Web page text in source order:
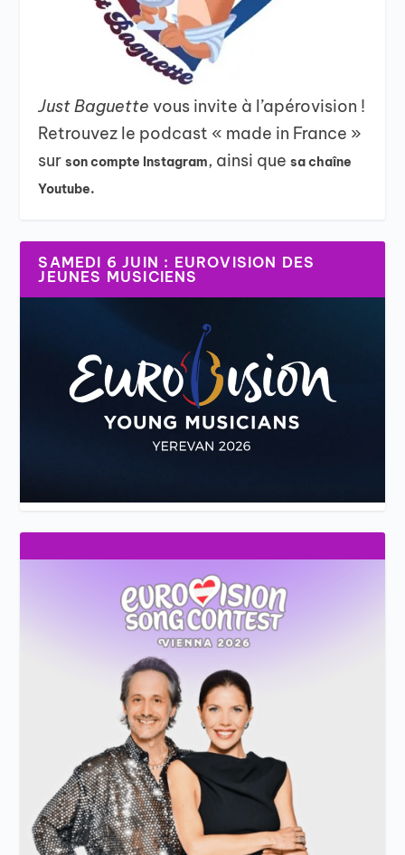
Just Baguettevous invite à l’apérovision !
Retrouvez le podcast « made in France »
surson compte Instagram, ainsi quesa chaîne
Youtube.
SAMEDI 6 JUIN : EUROVISION DES
JEUNES MUSICIENS